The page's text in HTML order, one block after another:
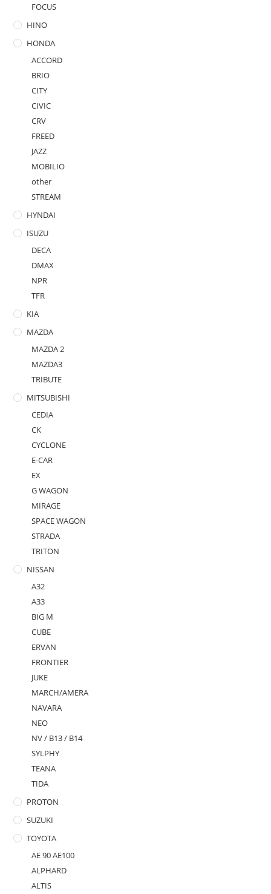
FOCUS
HINO
HONDA
ACCORD
BRIO
CITY
CIVIC
CRV
FREED
JAZZ
MOBILIO
other
STREAM
HYNDAI
ISUZU
DECA
DMAX
NPR
TFR
KIA
MAZDA
MAZDA 2
MAZDA3
TRIBUTE
MITSUBISHI
CEDIA
CK
CYCLONE
E-CAR
EX
G WAGON
MIRAGE
SPACE WAGON
STRADA
TRITON
NISSAN
A32
A33
BIG M
CUBE
ERVAN
FRONTIER
JUKE
MARCH/AMERA
NAVARA
NEO
NV / B13 / B14
SYLPHY
TEANA
TIDA
PROTON
SUZUKI
TOYOTA
AE 90 AE100
ALPHARD
ALTIS